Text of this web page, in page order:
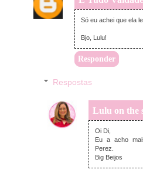
Só eu achei que ela
Bjo, Lulu!
Responder
Respostas
Lulu on the
Oi Di,
Eu a acho
Perez.
Big Beijos